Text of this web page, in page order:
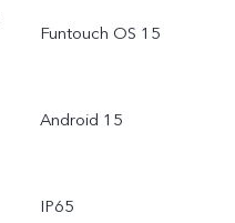
Funtouch OS 15
Android 15
IP65